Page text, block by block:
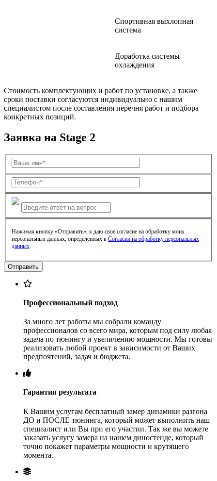
Спортивная выхлопная
система
Доработка системы
охлаждения
Стоимость комплектующих и работ по установке, а также
сроки поставки согласуются индивидуально с нашим
специалистом после составления перечня работ и подбора
конкретных позиций.
Заявка на Stage 2
Нажимая кнопку «Отправить», я даю свое согласие на обработку моих
персональных данных, определенных в Согласии на обработку персональных
данных
Профессиональный подход
За много лет работы мы собрали команду
профессионалов со всего мира, которым под силу любая
задача по тюнингу и увеличению мощности. Мы готовы
реализовать любой проект в зависимости от Ваших
предпочтений, задач и бюджета.
Гарантия результата
К Вашим услугам бесплатный замер динамики разгона
ДО и ПОСЛЕ тюнинга, который может выполнить наш
специалист или Вы при его участии. Так же вы можете
заказать услугу замера на нашем диностенде, который
точно покажет параметры мощности и крутящего
момента.